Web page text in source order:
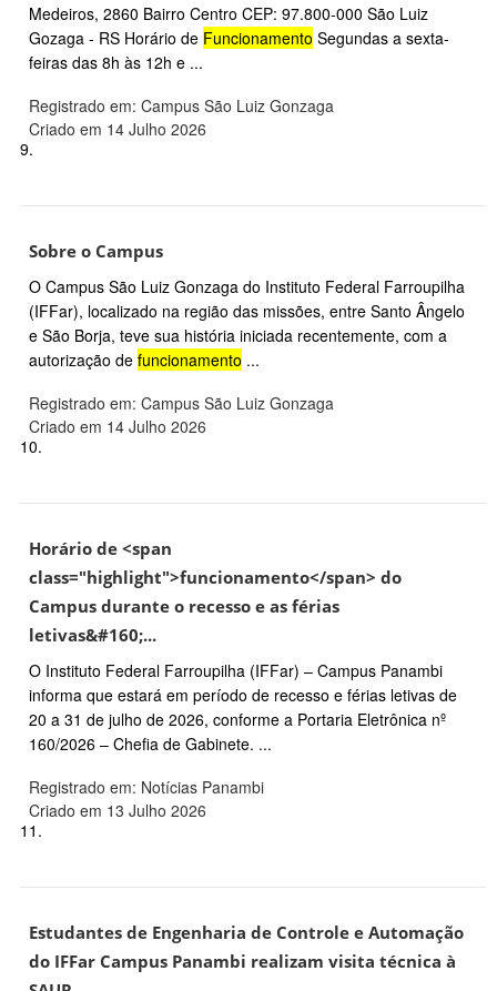
Medeiros, 2860 Bairro Centro CEP: 97.800-000 São Luiz
Gozaga - RS Horário de Funcionamento Segundas a sexta-
feiras das 8h às 12h e ...
Registrado em: Campus São Luiz Gonzaga
Criado em 14 Julho 2026
9.
Sobre o Campus
O Campus São Luiz Gonzaga do Instituto Federal Farroupilha
(IFFar), localizado na região das missões, entre Santo Ângelo
e São Borja, teve sua história iniciada recentemente, com a
autorização de funcionamento ...
Registrado em: Campus São Luiz Gonzaga
Criado em 14 Julho 2026
10.
Horário de <span
class="highlight">funcionamento</span> do
Campus durante o recesso e as férias
letivas&#160;...
O Instituto Federal Farroupilha (IFFar) – Campus Panambi
informa que estará em período de recesso e férias letivas de
20 a 31 de julho de 2026, conforme a Portaria Eletrônica nº
160/2026 – Chefia de Gabinete. ...
Registrado em: Notícias Panambi
Criado em 13 Julho 2026
11.
Estudantes de Engenharia de Controle e Automação
do IFFar Campus Panambi realizam visita técnica à